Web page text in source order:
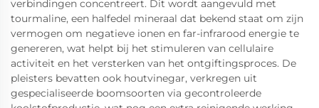
verbindingen concentreert. Dit wordt aangevuld met
tourmaline, een halfedel mineraal dat bekend staat om zijn
vermogen om negatieve ionen en far-infrarood energie te
genereren, wat helpt bij het stimuleren van cellulaire
activiteit en het versterken van het ontgiftingsproces. De
pleisters bevatten ook houtvinegar, verkregen uit
gespecialiseerde boomsoorten via gecontroleerde